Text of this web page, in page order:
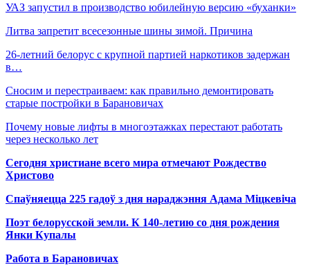
УАЗ запустил в производство юбилейную версию «буханки»
Литва запретит всесезонные шины зимой. Причина
26-летний белорус с крупной партией наркотиков задержан
в…
Сносим и перестраиваем: как правильно демонтировать
старые постройки в Барановичах
Почему новые лифты в многоэтажках перестают работать
через несколько лет
Сегодня христиане всего мира отмечают Рождество
Христово
Спаўняецца 225 гадоў з дня нараджэння Адама Міцкевіча
Поэт белорусской земли. К 140-летию со дня рождения
Янки Купалы
Работа в Барановичах